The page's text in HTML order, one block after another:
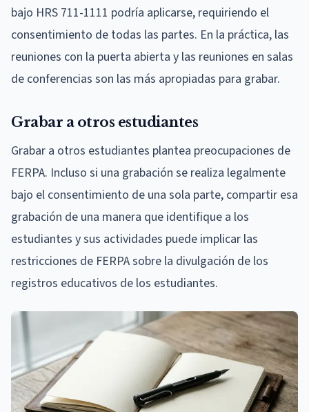
bajo HRS 711-1111 podría aplicarse, requiriendo el
consentimiento de todas las partes. En la práctica, las
reuniones con la puerta abierta y las reuniones en salas
de conferencias son las más apropiadas para grabar.
Grabar a otros estudiantes
Grabar a otros estudiantes plantea preocupaciones de
FERPA. Incluso si una grabación se realiza legalmente
bajo el consentimiento de una sola parte, compartir esa
grabación de una manera que identifique a los
estudiantes y sus actividades puede implicar las
restricciones de FERPA sobre la divulgación de los
registros educativos de los estudiantes.